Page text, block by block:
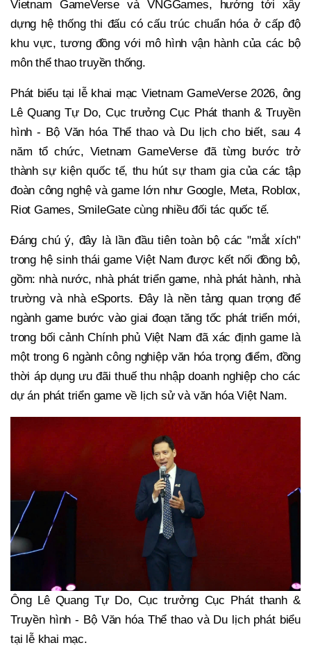
Vietnam GameVerse và VNGGames, hướng tới xây
dựng hệ thống thi đấu có cấu trúc chuẩn hóa ở cấp độ
khu vực, tương đồng với mô hình vận hành của các bộ
môn thể thao truyền thống.
Phát biểu tại lễ khai mạc Vietnam GameVerse 2026, ông
Lê Quang Tự Do, Cục trưởng Cục Phát thanh & Truyền
hình - Bộ Văn hóa Thể thao và Du lịch cho biết, sau 4
năm tổ chức, Vietnam GameVerse đã từng bước trở
thành sự kiện quốc tế, thu hút sự tham gia của các tập
đoàn công nghệ và game lớn như Google, Meta, Roblox,
Riot Games, SmileGate cùng nhiều đối tác quốc tế.
Đáng chú ý, đây là lần đầu tiên toàn bộ các "mắt xích"
trong hệ sinh thái game Việt Nam được kết nối đồng bộ,
gồm: nhà nước, nhà phát triển game, nhà phát hành, nhà
trường và nhà eSports. Đây là nền tảng quan trọng để
ngành game bước vào giai đoạn tăng tốc phát triển mới,
trong bối cảnh Chính phủ Việt Nam đã xác định game là
một trong 6 ngành công nghiệp văn hóa trọng điểm, đồng
thời áp dụng ưu đãi thuế thu nhập doanh nghiệp cho các
dự án phát triển game về lịch sử và văn hóa Việt Nam.
Ông Lê Quang Tự Do, Cục trưởng Cục Phát thanh &
Truyền hình - Bộ Văn hóa Thể thao và Du lịch phát biểu
tại lễ khai mạc.